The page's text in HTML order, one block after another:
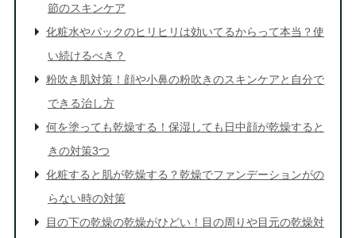
節のスキンケア
化粧水やパックのヒリヒリは効いてるからって本当？使
い続けるべき？
粉吹き肌対策！顔や小鼻の粉吹きのスキンケアと自分で
できる治し方
何を塗っても乾燥する！保湿しても日中顔が乾燥すると
きの対策3つ
化粧すると肌が乾燥する？乾燥でファンデーションがの
らない時の対策
目の下の乾燥の乾燥がひどい！目の周りや目元の乾燥対